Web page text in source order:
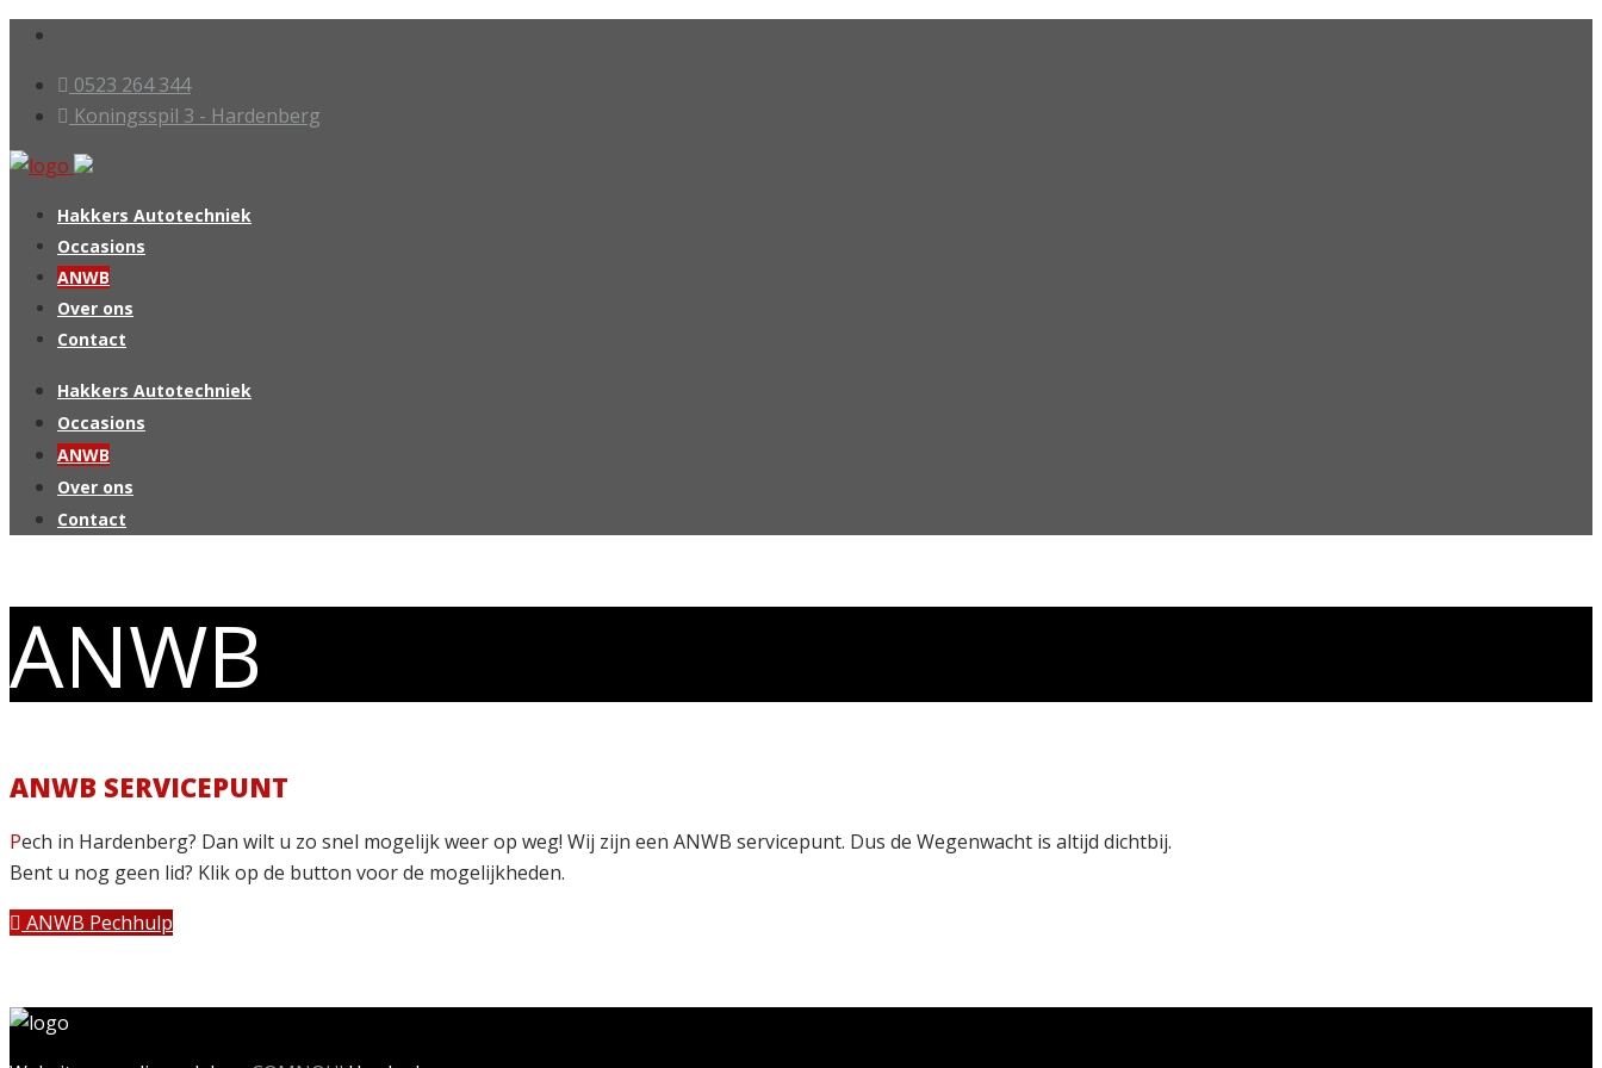
0523 264 344
Koningsspil 3 - Hardenberg
Hakkers Autotechniek
Occasions
ANWB
Over ons
Contact
Hakkers Autotechniek
Occasions
ANWB
Over ons
Contact
ANWB
ANWB SERVICEPUNT
Pech in Hardenberg? Dan wilt u zo snel mogelijk weer op weg! Wij zijn een ANWB servicepunt. Dus de Wegenwacht is altijd dichtbij.
Bent u nog geen lid? Klik op de button voor de mogelijkheden.
ANWB Pechhulp